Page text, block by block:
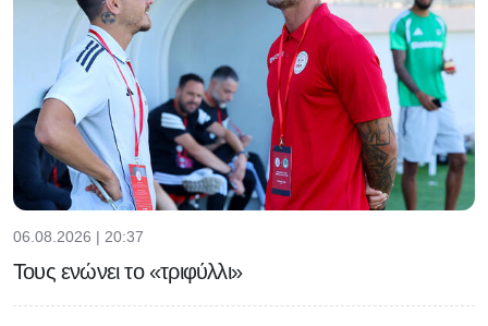
06.08.2026 | 20:37
Τους ενώνει το «τριφύλλι»